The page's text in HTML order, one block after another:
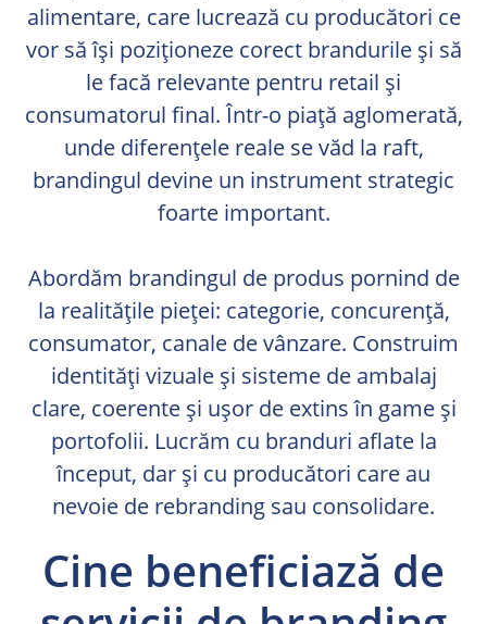
alimentare, care lucrează cu producători ce
vor să își poziționeze corect brandurile și să
le facă relevante pentru retail și
consumatorul final. Într-o piață aglomerată,
unde diferențele reale se văd la raft,
brandingul devine un instrument strategic
foarte important.
Abordăm brandingul de produs pornind de
la realitățile pieței: categorie, concurență,
consumator, canale de vânzare. Construim
identități vizuale și sisteme de ambalaj
clare, coerente și ușor de extins în game și
portofolii. Lucrăm cu branduri aflate la
început, dar și cu producători care au
nevoie de rebranding sau consolidare.
Cine beneficiază de